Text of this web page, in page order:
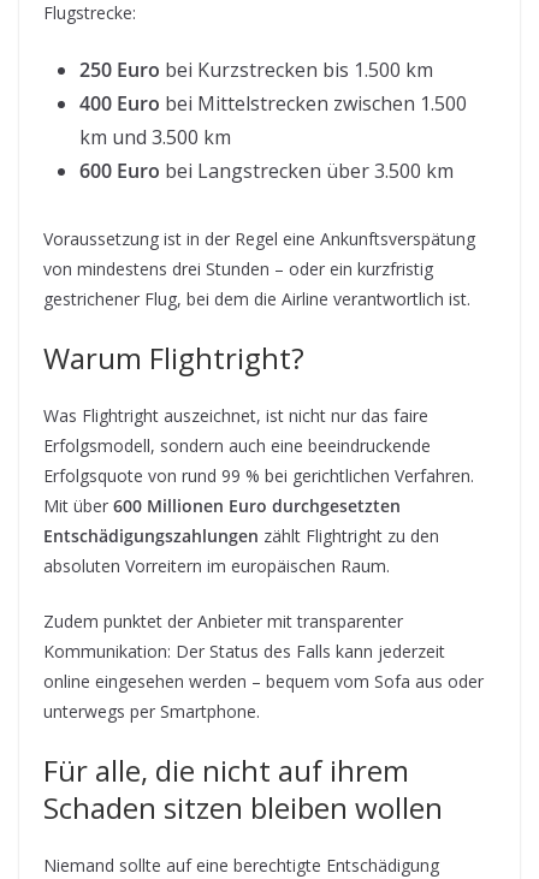
Flugstrecke:
250 Euro bei Kurzstrecken bis 1.500 km
400 Euro bei Mittelstrecken zwischen 1.500
km und 3.500 km
600 Euro bei Langstrecken über 3.500 km
Voraussetzung ist in der Regel eine Ankunftsverspätung
von mindestens drei Stunden – oder ein kurzfristig
gestrichener Flug, bei dem die Airline verantwortlich ist.
Warum Flightright?
Was Flightright auszeichnet, ist nicht nur das faire
Erfolgsmodell, sondern auch eine beeindruckende
Erfolgsquote von rund 99 % bei gerichtlichen Verfahren.
Mit über 600 Millionen Euro durchgesetzten
Entschädigungszahlungen zählt Flightright zu den
absoluten Vorreitern im europäischen Raum.
Zudem punktet der Anbieter mit transparenter
Kommunikation: Der Status des Falls kann jederzeit
online eingesehen werden – bequem vom Sofa aus oder
unterwegs per Smartphone.
Für alle, die nicht auf ihrem
Schaden sitzen bleiben wollen
Niemand sollte auf eine berechtigte Entschädigung